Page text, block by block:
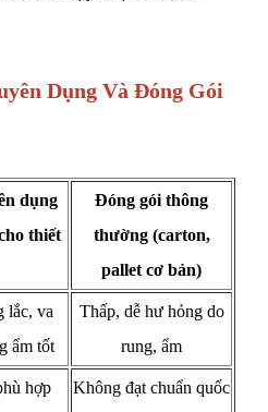
Dụng Và Đóng Gói
dụng
thiết
Đóng gói thông
thường (carton,
pallet cơ bản)
lắc, va
ẩm tốt
Thấp, dễ hư hỏng do
rung, ẩm
hợp Không đạt chuẩn quốc